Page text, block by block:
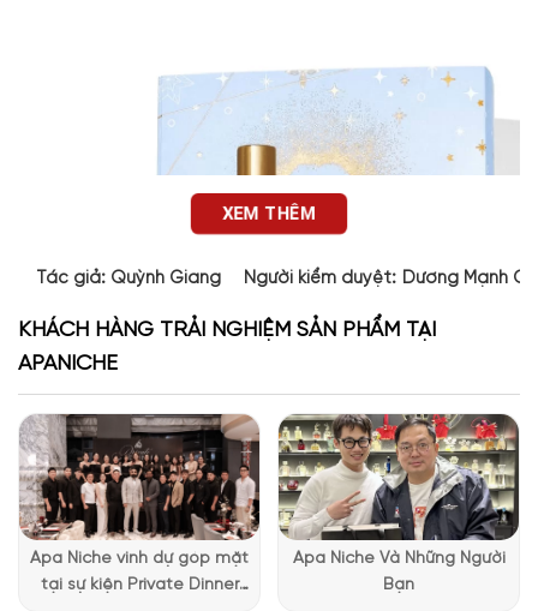
Thiết kế của giftset Roja Elysium Pour Homme Parfum
XEM THÊM
Tác giả: Quỳnh Giang Người kiểm duyệt: Dương Mạnh
KHÁCH HÀNG TRẢI NGHIỆM SẢN PHẨM TẠI
APANICHE
Apa Niche vinh dự góp mặt
tại sự kiện Private Dinner
Apa Niche Và Những Người
Bạn